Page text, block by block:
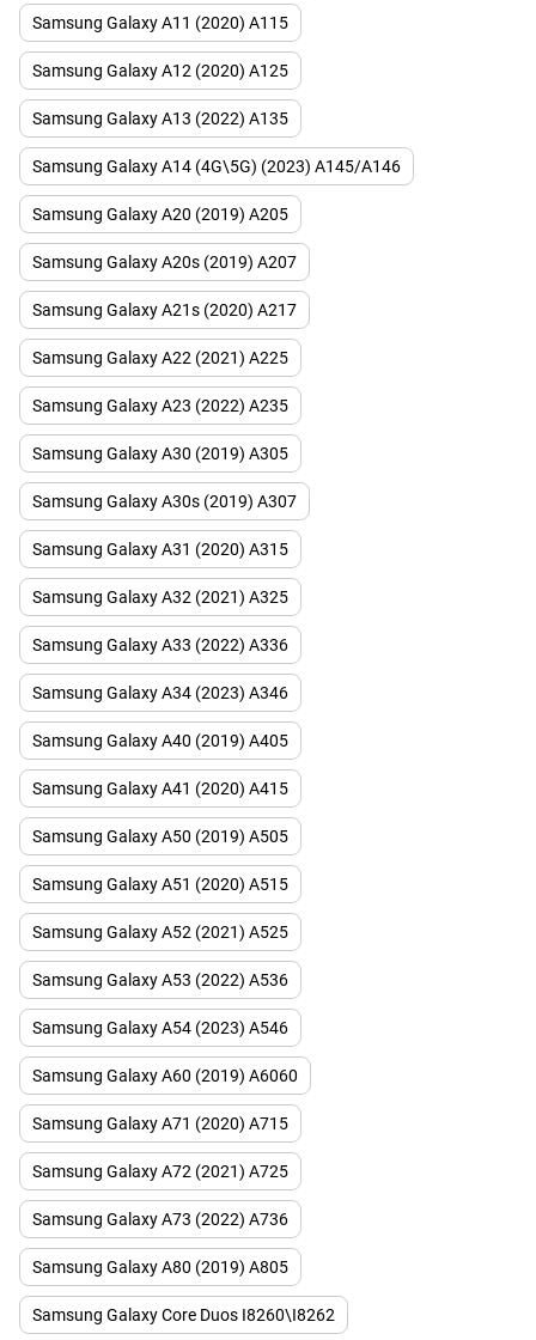
Samsung Galaxy A11 (2020) A115
Samsung Galaxy A12 (2020) A125
Samsung Galaxy A13 (2022) A135
Samsung Galaxy A14 (4G\5G) (2023) A145/A146
Samsung Galaxy A20 (2019) A205
Samsung Galaxy A20s (2019) A207
Samsung Galaxy A21s (2020) A217
Samsung Galaxy A22 (2021) A225
Samsung Galaxy A23 (2022) A235
Samsung Galaxy A30 (2019) A305
Samsung Galaxy A30s (2019) A307
Samsung Galaxy A31 (2020) А315
Samsung Galaxy A32 (2021) A325
Samsung Galaxy A33 (2022) A336
Samsung Galaxy A34 (2023) A346
Samsung Galaxy A40 (2019) A405
Samsung Galaxy A41 (2020) А415
Samsung Galaxy A50 (2019) A505
Samsung Galaxy A51 (2020) A515
Samsung Galaxy A52 (2021) A525
Samsung Galaxy A53 (2022) A536
Samsung Galaxy A54 (2023) A546
Samsung Galaxy A60 (2019) A6060
Samsung Galaxy A71 (2020) A715
Samsung Galaxy A72 (2021) A725
Samsung Galaxy A73 (2022) A736
Samsung Galaxy A80 (2019) A805
Samsung Galaxy Core Duos I8260\I8262